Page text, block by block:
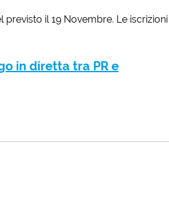
il 19 Novembre. Le iscrizioni
in diretta tra PR e